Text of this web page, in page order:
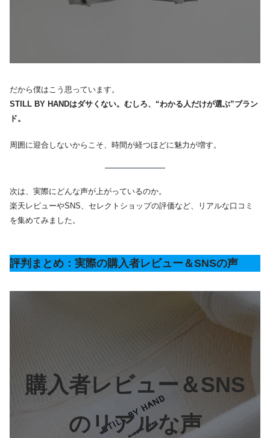
だから僕はこう思っています。
STILL BY HANDはダサくない。むしろ、“わかる人だけが選ぶ”ブラン
ド。
周囲に迎合しないからこそ、時間が経つほどに魅力が増す。
次は、実際にどんな声が上がっているのか。
楽天レビューやSNS、セレクトショップの評価など、リアルな口コミ
を集めてみました。
評判まとめ：実際の購入者レビュー＆SNSの声
購入者レビュー＆SNS
のリアルな声